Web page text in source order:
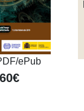
ePub